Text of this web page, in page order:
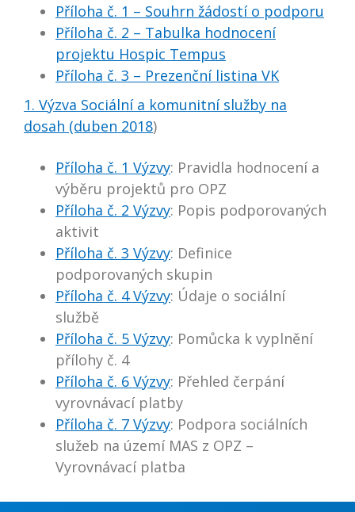
Příloha č. 1 – Souhrn žádostí o podporu
Příloha č. 2 – Tabulka hodnocení
projektu Hospic Tempus
Příloha č. 3 – Prezenční listina VK
1. Výzva Sociální a komunitní služby na
dosah (duben 2018)
Příloha č. 1 Výzvy: Pravidla hodnocení a
výběru projektů pro OPZ
Příloha č. 2 Výzvy: Popis podporovaných
aktivit
Příloha č. 3 Výzvy: Definice
podporovaných skupin
Příloha č. 4 Výzvy: Údaje o sociální
službě
Příloha č. 5 Výzvy: Pomůcka k vyplnění
přílohy č. 4
Příloha č. 6 Výzvy: Přehled čerpání
vyrovnávací platby
Příloha č. 7 Výzvy: Podpora sociálních
služeb na území MAS z OPZ –
Vyrovnávací platba